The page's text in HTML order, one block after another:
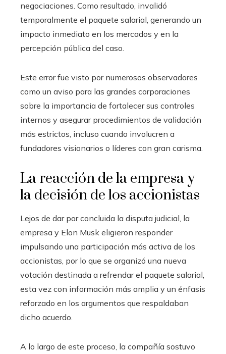
negociaciones. Como resultado, invalidó
temporalmente el paquete salarial, generando un
impacto inmediato en los mercados y en la
percepción pública del caso.
Este error fue visto por numerosos observadores
como un aviso para las grandes corporaciones
sobre la importancia de fortalecer sus controles
internos y asegurar procedimientos de validación
más estrictos, incluso cuando involucren a
fundadores visionarios o líderes con gran carisma.
La reacción de la empresa y
la decisión de los accionistas
Lejos de dar por concluida la disputa judicial, la
empresa y Elon Musk eligieron responder
impulsando una participación más activa de los
accionistas, por lo que se organizó una nueva
votación destinada a refrendar el paquete salarial,
esta vez con información más amplia y un énfasis
reforzado en los argumentos que respaldaban
dicho acuerdo.
A lo largo de este proceso, la compañía sostuvo